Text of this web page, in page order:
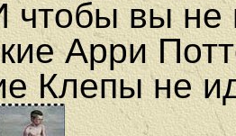
вы не
Арри
Клепы не